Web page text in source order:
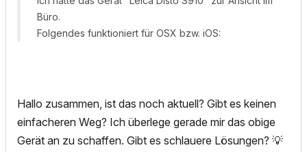
Büro.
Folgendes funktioniert für OSX bzw. iOS:
Hallo zusammen, ist das noch aktuell? Gibt es keinen
einfacheren Weg? Ich überlege gerade mir das obige
Gerät an zu schaffen. Gibt es schlauere Lösungen? 💡